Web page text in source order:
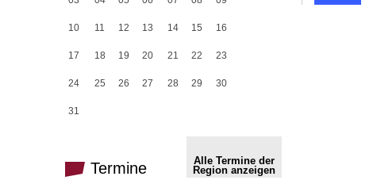
10 11 12 13 14 15 16
17 18 19 20 21 22 23
24 25 26 27 28 29 30
31
Termine
Alle Termine der
Region anzeigen